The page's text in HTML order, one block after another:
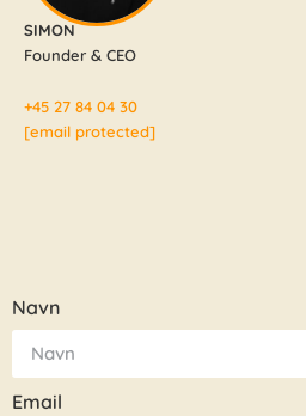
SIMON
Founder & CEO
+45 27 84 04 30
[email protected]
Navn
Email